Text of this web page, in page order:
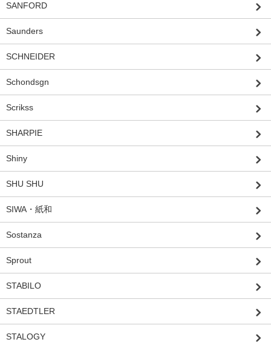
SANFORD
Saunders
SCHNEIDER
Schondsgn
Scrikss
SHARPIE
Shiny
SHU SHU
SIWA・紙和
Sostanza
Sprout
STABILO
STAEDTLER
STALOGY